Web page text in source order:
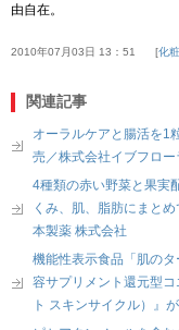
由自在。
2010年07月03日 13：51 化
関連記事
オーラルケアと腸活を1
売／株式会社イブフロー
4種類の赤い野菜と果実
くみ、肌、脂肪にまと
本製薬 株式会社
機能性表示食品「肌の
容サプリメント還元型
ト スキンサイクル）』